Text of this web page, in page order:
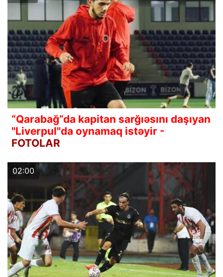
“Qarabağ”da kapitan sarğıəsını daşıyan
"Liverpul"da oynamaq istəyir -
FOTOLAR
02:00